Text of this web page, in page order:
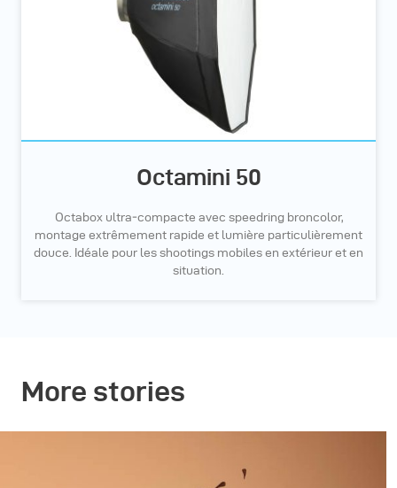
Octamini 50
Octabox ultra‑compacte avec speedring broncolor,
montage extrêmement rapide et lumière particulièrement
douce. Idéale pour les shootings mobiles en extérieur et en
situation.
More stories